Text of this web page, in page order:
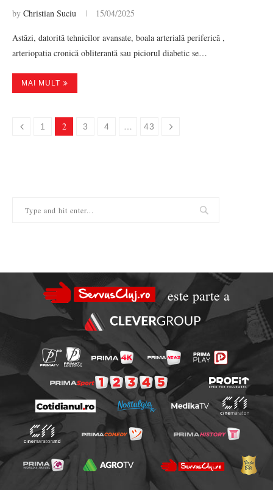
by Christian Suciu 15/04/2025
Astăzi, datorită tehnicilor avansate, boala arterială periferică ,
arteriopatia cronică obliterantă sau piciorul diabetic se…
MAI MULT
1 2 3 4 … 43
este parte a